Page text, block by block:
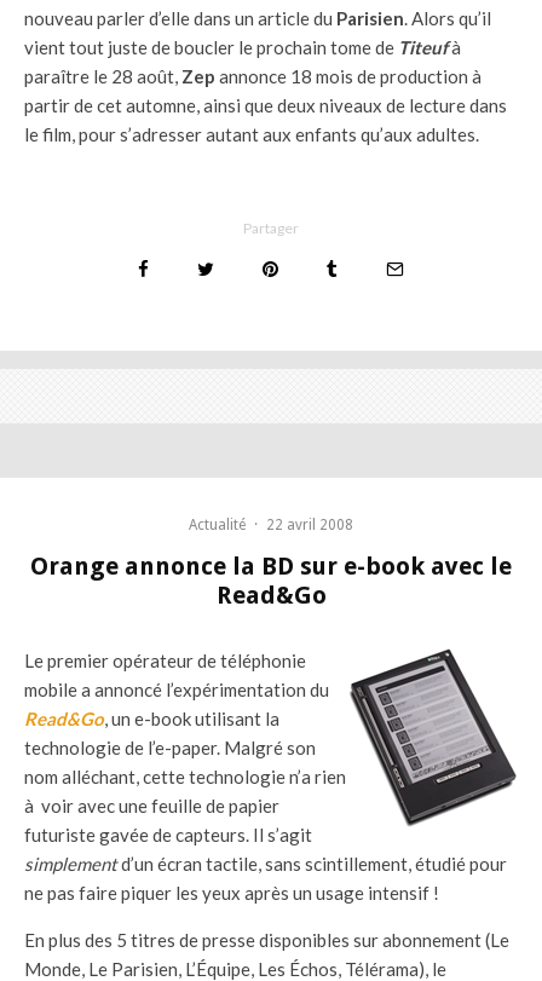
nouveau parler d’elle dans un article du Parisien. Alors qu’il
vient tout juste de boucler le prochain tome de Titeufà
paraître le 28 août, Zep annonce 18 mois de production à
partir de cet automne, ainsi que deux niveaux de lecture dans
le film, pour s’adresser autant aux enfants qu’aux adultes.
Partager
Actualité · 22 avril 2008
Orange annonce la BD sur e-book avec le
Read&Go
Le premier opérateur de téléphonie
mobile a annoncé l’expérimentation du
Read&Go, un e-book utilisant la
technologie de l’e-paper. Malgré son
nom alléchant, cette technologie n’a rien
à voir avec une feuille de papier
futuriste gavée de capteurs. Il s’agit
simplementd’un écran tactile, sans scintillement, étudié pour
ne pas faire piquer les yeux après un usage intensif !
En plus des 5 titres de presse disponibles sur abonnement (Le
Monde, Le Parisien, L’Équipe, Les Échos, Télérama), le